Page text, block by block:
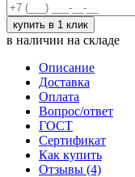
в наличии на складе
Описание
Доставка
Оплата
Вопрос/ответ
ГОСТ
Сертификат
Как купить
Отзывы (4)